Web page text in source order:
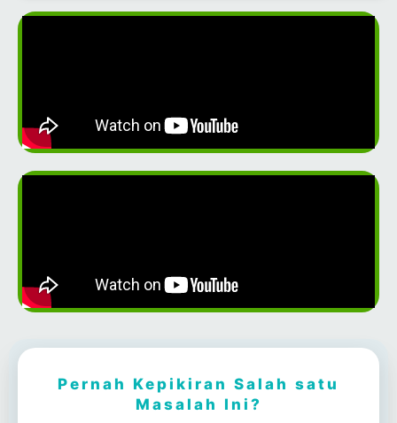
Pernah Kepikiran Salah satu
Masalah Ini?